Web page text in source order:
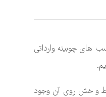
چوبینه وارداتی
خط و خش روی آن وجود